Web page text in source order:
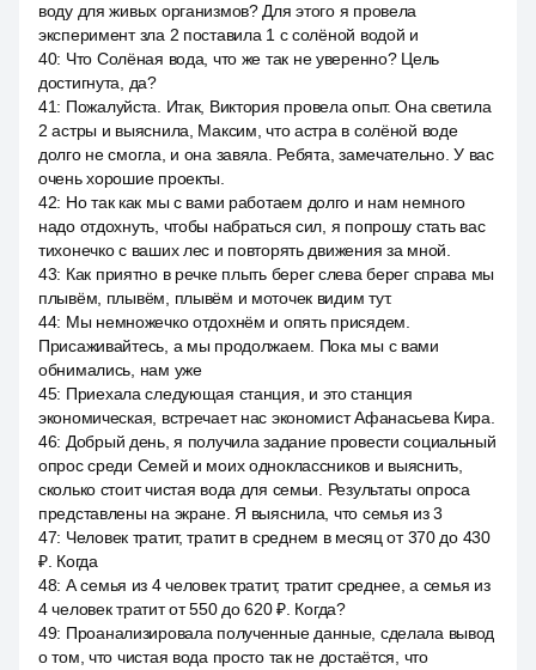
воду для живых организмов? Для этого я провела
эксперимент зла 2 поставила 1 с солёной водой и
40: Что Солёная вода, что же так не уверенно? Цель
достигнута, да?
41: Пожалуйста. Итак, Виктория провела опыт. Она светила
2 астры и выяснила, Максим, что астра в солёной воде
долго не смогла, и она завяла. Ребята, замечательно. У вас
очень хорошие проекты.
42: Но так как мы с вами работаем долго и нам немного
надо отдохнуть, чтобы набраться сил, я попрошу стать вас
тихонечко с ваших лес и повторять движения за мной.
43: Как приятно в речке плыть берег слева берег справа мы
плывём, плывём, плывём и моточек видим тут.
44: Мы немножечко отдохнём и опять присядем.
Присаживайтесь, а мы продолжаем. Пока мы с вами
обнимались, нам уже
45: Приехала следующая станция, и это станция
экономическая, встречает нас экономист Афанасьева Кира.
46: Добрый день, я получила задание провести социальный
опрос среди Семей и моих одноклассников и выяснить,
сколько стоит чистая вода для семьи. Результаты опроса
представлены на экране. Я выяснила, что семья из 3
47: Человек тратит, тратит в среднем в месяц от 370 до 430
₽. Когда
48: А семья из 4 человек тратит, тратит среднее, а семья из
4 человек тратит от 550 до 620 ₽. Когда?
49: Проанализировала полученные данные, сделала вывод
о том, что чистая вода просто так не достаётся, что